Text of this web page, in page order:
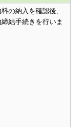
の納入を確認後、
結手続きを行いま